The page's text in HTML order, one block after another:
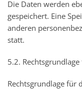
Die Daten werden
gespeichert. Eine
anderen
statt.
5.2.
Rechtsgrundlage für